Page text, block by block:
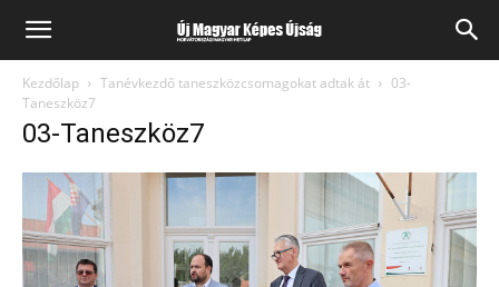
Kezdőlap Tanévkezdő taneszközcsomagokat adtak át
03-
Taneszköz7
03-Taneszköz7